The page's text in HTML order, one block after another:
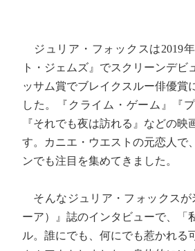
ジュリア・フォックスは2019
ト・ジェムズ』でスクリーンデビ
ッサム賞でブレイクスルー俳優賞
した。『クライム・ゲーム』『
『それでも夜は訪れる』などの映
す。カニエ・ウエストの元恋人で
ンでも注目を集めてきました。
そんなジュリア・フォックスが
ーア）』誌のインタビューで、「
ル。誰にでも、何にでも惹かれる